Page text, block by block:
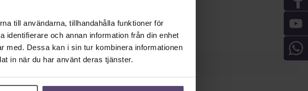
till användarna, tillhandahålla funktioner för
och annan information från din enhet
med. Dessa kan i sin tur kombinera informationen
in när du har använt deras tjänster.